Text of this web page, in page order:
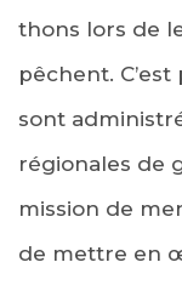
thons lors de
pêchent.
sont
régionales de
mission de
de mettre en